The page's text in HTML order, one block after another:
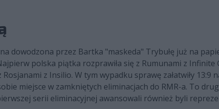
dowodzona przez Bartka "maskeda" Trybułę już na
polska piątka rozprawiła się z Rumunami z Infinite
z Insilio. W tym wypadku sprawę załatwiły 13:9
miejsce w zamkniętych eliminacjach do RMR-a. To
serii eliminacyjnej awansowali również byli